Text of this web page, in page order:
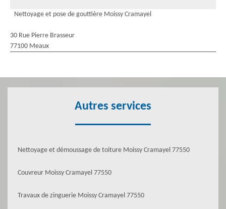
Nettoyage et pose de gouttière Moissy Cramayel
30 Rue Pierre Brasseur
77100 Meaux
Autres services
Nettoyage et démoussage de toiture Moissy Cramayel 77550
Couvreur Moissy Cramayel 77550
Travaux de zinguerie Moissy Cramayel 77550